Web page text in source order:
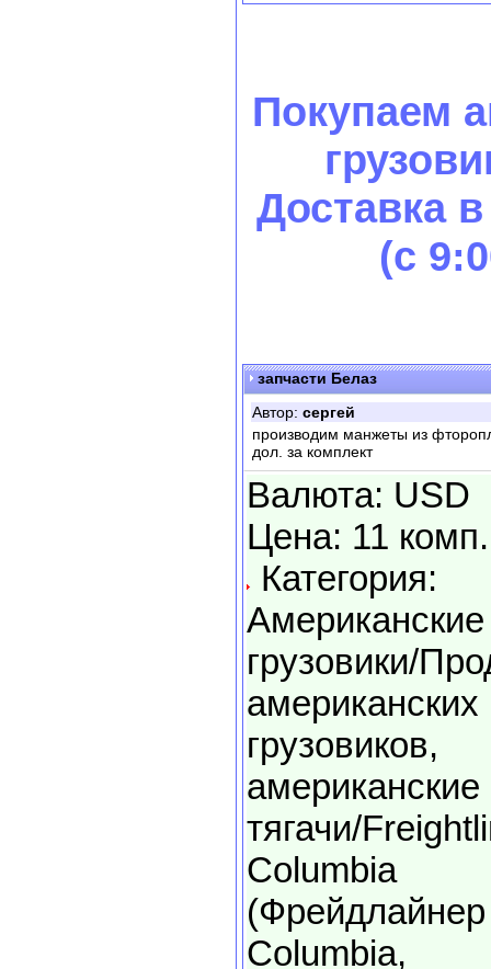
Покупаем
Доставка
(с
запчасти Белаз
Автор: сергей
производим манжеты из
дол. за комплект
Валюта: USD
Цена: 11 комп.
Категория:
Американские
грузовики/
американских
грузовиков,
американские
тягачи/
Columbia
(Фрейдлайнер
Columbia,